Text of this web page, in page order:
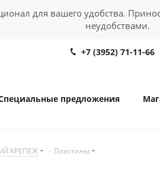
для вашего удобства.
неудобствами.
+7 (3952) 71-11-66
предложения
КРЕПЕЖ - Пластины